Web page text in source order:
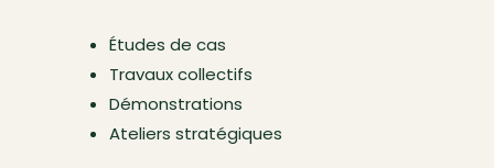
Études de cas
Travaux collectifs
Démonstrations
Ateliers stratégiques